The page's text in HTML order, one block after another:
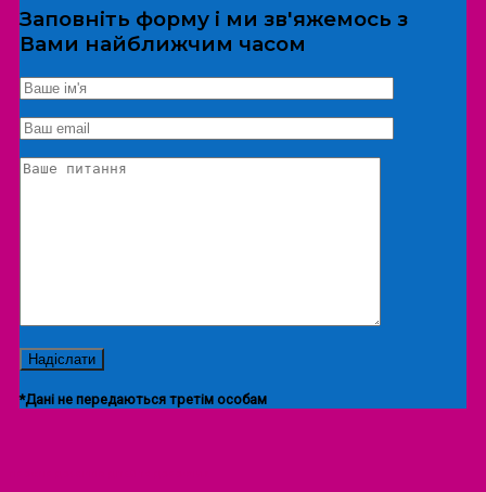
*Дані не передаються третім особам
Екскурсія/локація
Заповніть форму і ми зв'яжемось з
Вами найближчим часом
*Дані не передаються третім особам